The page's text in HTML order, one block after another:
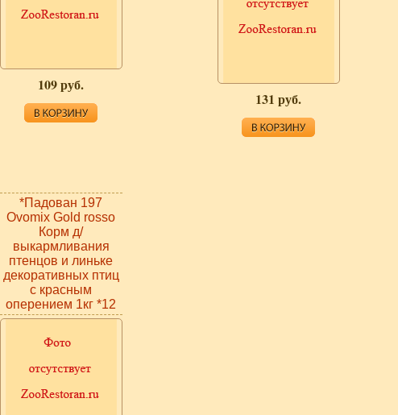
109 руб.
131 руб.
*Падован 197
Ovomix Gold rosso
Корм д/
выкармливания
птенцов и линьке
декоративных птиц
с красным
оперением 1кг *12